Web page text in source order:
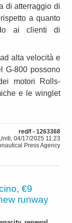
di atterraggio di
a quanto
ai clienti di
alta velocità e
G-800 possono
motori Rolls-
e le winglet
red/f - 1263368
04/17/2025 11:23
Press Agency
€9
runway